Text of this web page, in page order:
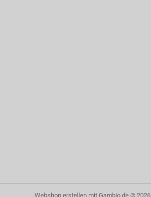
Webshop erstellenmit Gambio.de © 2026